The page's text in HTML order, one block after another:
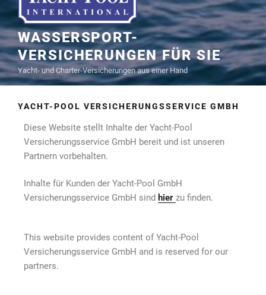
WASSERSPORT-
VERSICHERUNGEN FÜR SIE
Yacht- und Charter-Versicherungen aus einer Hand
YACHT-POOL VERSICHERUNGSSERVICE GMBH
Diese Website stellt Inhalte der Yacht-Pool
Versicherungsservice GmbH bereit und ist unseren
Partnern vorbehalten.
Inhalte für Kunden der Yacht-Pool GmbH
Versicherungsservice GmbH sind hier zu finden.
This website provides content of Yacht-Pool
Versicherungsservice GmbH and is reserved for our
partners.